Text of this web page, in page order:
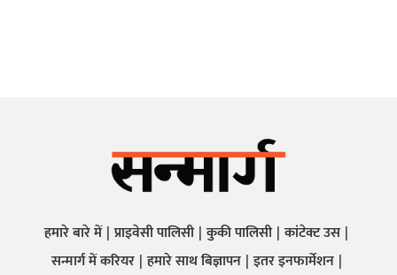
हमारे बारे में प्राइवेसी पालिसी कुकी पालिसी कांटेक्ट उस
सन्मार्ग में करियर हमारे साथ बिज्ञापन इतर इनफार्मेशन